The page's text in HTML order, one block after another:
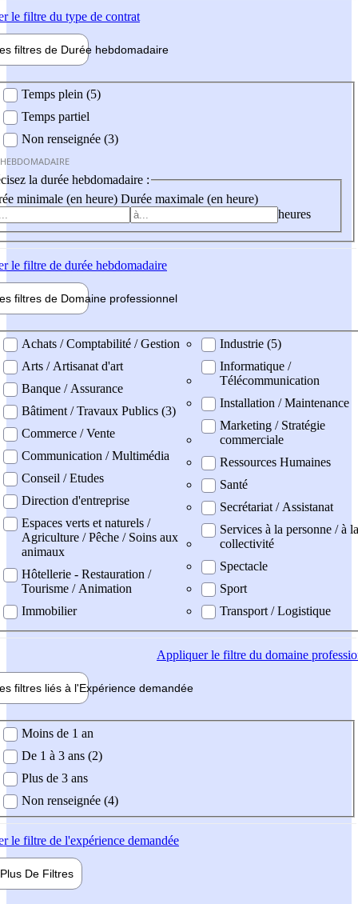
le filtre du type de contrat
filtres de Durée hebdomadaire
Temps plein (5)
Temps partiel
Non renseignée (3)
la durée hebdomadaire :
minimale (en heure) Durée maximale (en heure)
heures
le filtre de durée hebdomadaire
filtres de Domaine professionnel
professionel
Achats / Comptabilité / Gestion
Arts / Artisanat d'art
Banque / Assurance
Bâtiment / Travaux Publics (3)
Commerce / Vente
Communication / Multimédia
Conseil / Etudes
Direction d'entreprise
Espaces verts et naturels /
Agriculture / Pêche / Soins aux
animaux
Hôtellerie - Restauration /
Tourisme / Animation
Immobilier
Industrie (5)
Informatique /
Télécommunication
Installation / Maintenance
Marketing / Stratégie
commerciale
Ressources Humaines
Santé
Secrétariat / Assistanat
Services à la personne / à la
collectivité
Spectacle
Sport
Transport / Logistique
Appliquerle filtre du domaine
filtres liés à l'Expérience demandée
demandée
Moins de 1 an
De 1 à 3 ans (2)
Plus de 3 ans
Non renseignée (4)
le filtre de l'expérience demandée
Plus De Filtres